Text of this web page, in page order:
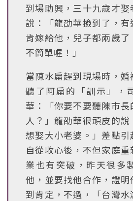
到場助興，三十九歲才
說：「龍劭華撿到了，
肯嫁給他，兒子都兩歲
不簡單喔！」
當陳水扁趕到現場時，婚
聽了阿扁的「訓示」，
華：「你要不要聽陳市
人？」龍劭華很頑皮的
想娶大小老婆。」差點
自從收心後，不但家庭
業也有突破，昨天很多
他，並要找他合作，證
到肯定，不過，「台灣